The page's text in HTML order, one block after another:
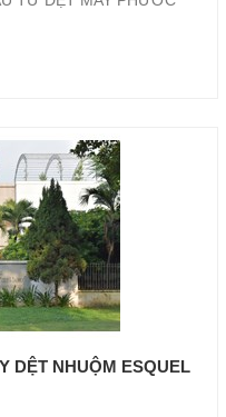
DỆT NHUỘM ESQUEL